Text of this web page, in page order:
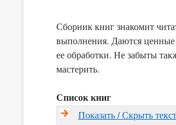
Сборник книг знакомит
выполнения. Даются
ее обработки. Не забыты
мастерить.
Список книг
Показать / Скрыть текст